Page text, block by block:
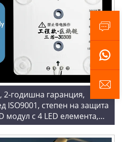
годишна гаранция,
ISO9001, степен на защита
модул с 4 LED елемента,
– 6500 K, квадратни LED
за светлинни кутии